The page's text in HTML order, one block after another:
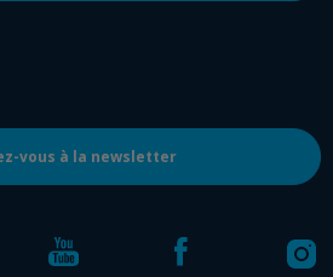
vous à la newsletter